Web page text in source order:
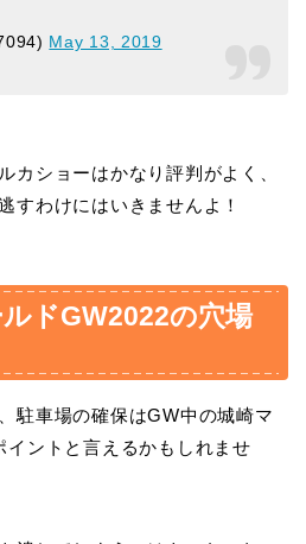
May 13, 2019
カショーはかなり評判がよく、
すわけにはいきませんよ！
ドGW2022の穴場
駐車場の確保はGW中の城崎マ
イントと言えるかもしれませ